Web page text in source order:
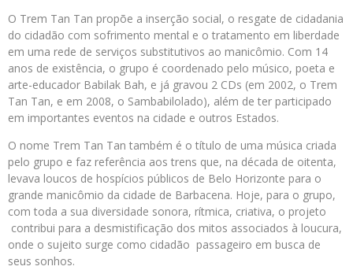
O Trem Tan Tan propõe a inserção social, o resgate de cidadania
do cidadão com sofrimento mental e o tratamento em liberdade
em uma rede de serviços substitutivos ao manicômio. Com 14
anos de existência, o grupo é coordenado pelo músico, poeta e
arte-educador Babilak Bah, e já gravou 2 CDs (em 2002, o Trem
Tan Tan, e em 2008, o Sambabilolado), além de ter participado
em importantes eventos na cidade e outros Estados.
O nome Trem Tan Tan também é o título de uma música criada
pelo grupo e faz referência aos trens que, na década de oitenta,
levava loucos de hospícios públicos de Belo Horizonte para o
grande manicômio da cidade de Barbacena. Hoje, para o grupo,
com toda a sua diversidade sonora, rítmica, criativa, o projeto
contribui para a desmistificação dos mitos associados à loucura,
onde o sujeito surge como cidadão passageiro em busca de
seus sonhos.